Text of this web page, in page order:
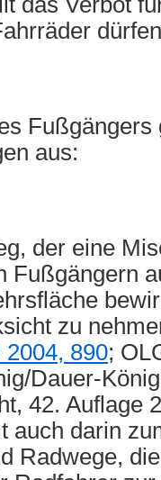
Fußgängers
aus:
der eine
Fußgängern
zu
890;
Dauer-
42. Auflage
auch darin
Radwege,